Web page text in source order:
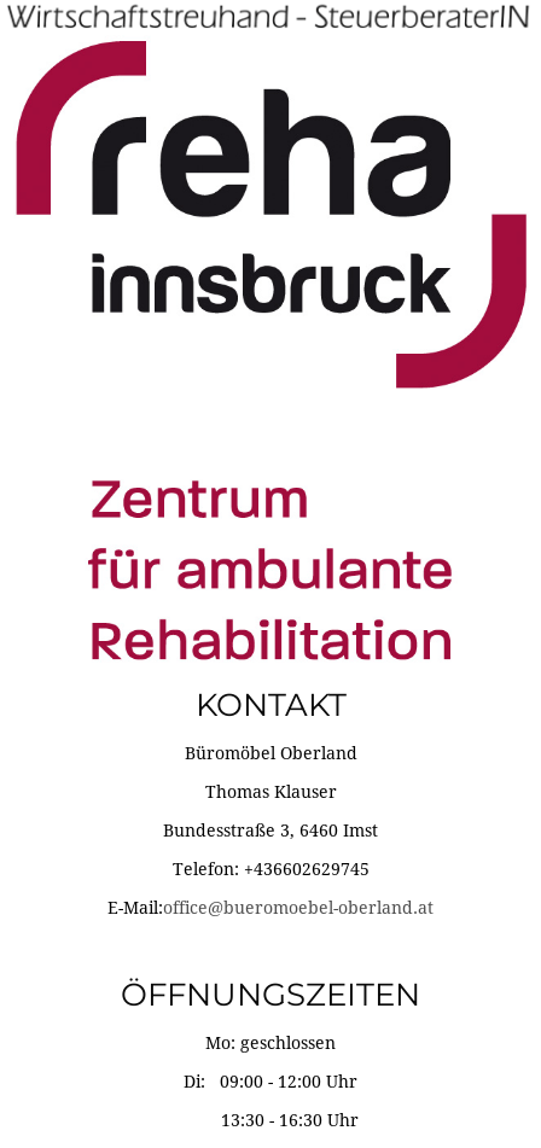
KONTAKT
Büromöbel Oberland
Thomas Klauser
Bundesstraße 3, 6460 Imst
Telefon: +436602629745
E-Mail:office@bueromoebel-oberland.at
ÖFFNUNGSZEITEN
Mo: geschlossen
Di: 09:00 - 12:00 Uhr
13:30 - 16:30 Uhr